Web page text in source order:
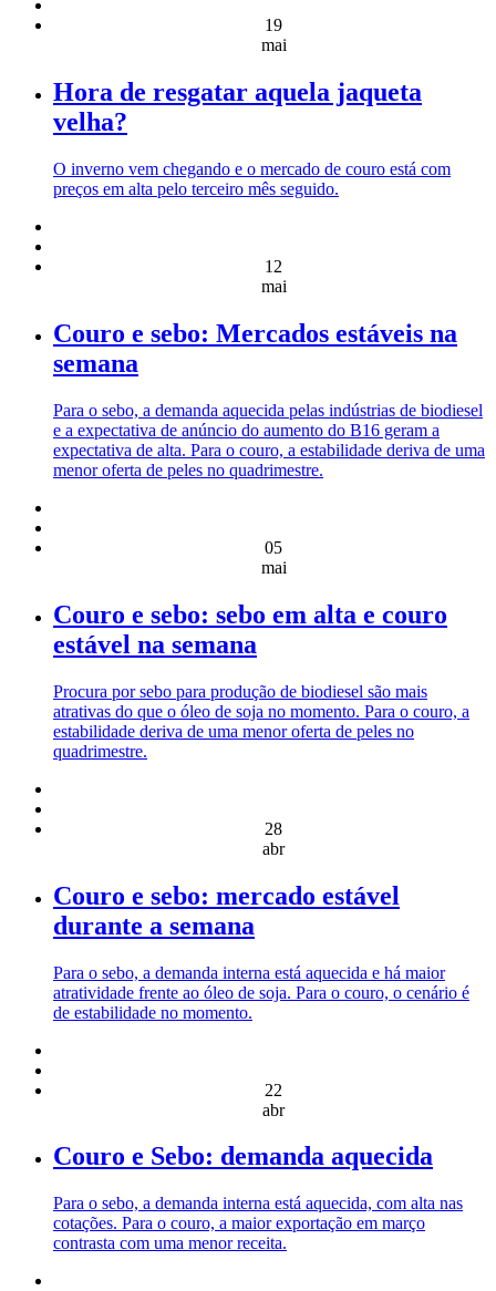
19
mai
Hora de resgatar aquela jaqueta
velha?
O inverno vem chegando e o mercado de couro está com
preços em alta pelo terceiro mês seguido.
12
mai
Couro e sebo: Mercados estáveis na
semana
Para o sebo, a demanda aquecida pelas indústrias de biodiesel
e a expectativa de anúncio do aumento do B16 geram a
expectativa de alta. Para o couro, a estabilidade deriva de uma
menor oferta de peles no quadrimestre.
05
mai
Couro e sebo: sebo em alta e couro
estável na semana
Procura por sebo para produção de biodiesel são mais
atrativas do que o óleo de soja no momento. Para o couro, a
estabilidade deriva de uma menor oferta de peles no
quadrimestre.
28
abr
Couro e sebo: mercado estável
durante a semana
Para o sebo, a demanda interna está aquecida e há maior
atratividade frente ao óleo de soja. Para o couro, o cenário é
de estabilidade no momento.
22
abr
Couro e Sebo: demanda aquecida
Para o sebo, a demanda interna está aquecida, com alta nas
cotações. Para o couro, a maior exportação em março
contrasta com uma menor receita.